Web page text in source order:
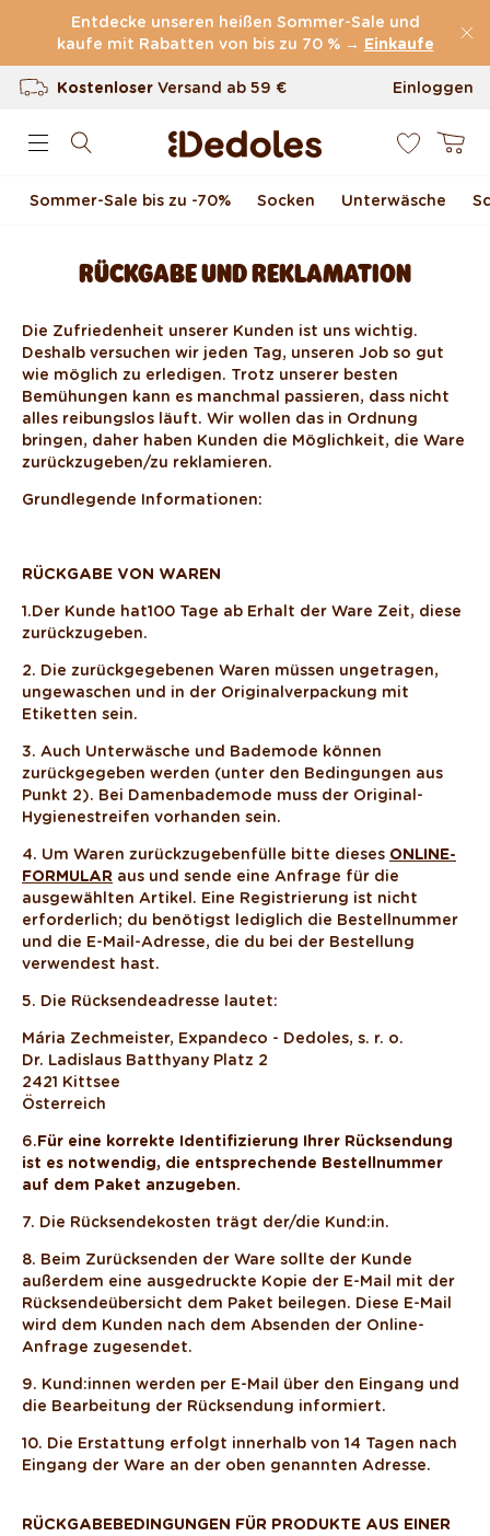
Direkt zum Inhalt
Entdecke unseren heißen Sommer-Sale und
kaufe mit Rabatten von bis zu 70 % → Einkaufe
(60.231 Bewertungen)
Kostenloser Versand ab 59 €
100 Tage Rückgaberecht
Einloggen
Sommer-Sale bis zu -70 % Socken Unterwäsche
RÜCKGABE UND REKLAMATION
Die Zufriedenheit unserer Kunden ist uns wichtig.
Deshalb versuchen wir jeden Tag, unseren Job so gut
wie möglich zu erledigen. Trotz unserer besten
Bemühungen kann es manchmal passieren, dass nicht
alles reibungslos läuft. Wir wollen das in Ordnung
bringen, daher haben Kunden die Möglichkeit, die Ware
zurückzugeben/zu reklamieren.
Grundlegende Informationen:
RÜCKGABE VON WAREN
1.Der Kunde hat100 Tage ab Erhalt der Ware Zeit, diese
zurückzugeben.
2. Die zurückgegebenen Waren müssen ungetragen,
ungewaschen und in der Originalverpackung mit
Etiketten sein.
3. Auch Unterwäsche und Bademode können
zurückgegeben werden (unter den Bedingungen aus
Punkt 2). Bei Damenbademode muss der Original-
Hygienestreifen vorhanden sein.
4. Um Waren zurückzugeben fülle bitte dieses ONLINE-
FORMULAR aus und sende eine Anfrage für die
ausgewählten Artikel. Eine Registrierung ist nicht
erforderlich; du benötigst lediglich die Bestellnummer
und die E-Mail-Adresse, die du bei der Bestellung
verwendest hast.
5. Die Rücksendeadresse lautet:
Mária Zechmeister, Expandeco - Dedoles, s. r. o.
Dr. Ladislaus Batthyany Platz 2
2421 Kittsee
Österreich
6.Für eine korrekte Identifizierung Ihrer Rücksendung
ist es notwendig, die entsprechende Bestellnummer
auf dem Paket anzugeben.
7. Die Rücksendekosten trägt der/die Kund:in.
8. Beim Zurücksenden der Ware sollte der Kunde
außerdem eine ausgedruckte Kopie der E-Mail mit der
Rücksendeübersicht dem Paket beilegen. Diese E-Mail
wird dem Kunden nach dem Absenden der Online-
Anfrage zugesendet.
9. Kund:innen werden per E-Mail über den Eingang und
die Bearbeitung der Rücksendung informiert.
10. Die Erstattung erfolgt innerhalb von 14 Tagen nach
Eingang der Ware an der oben genannten Adresse.
RÜCKGABEBEDINGUNGEN FÜR PRODUKTE AUS EINER